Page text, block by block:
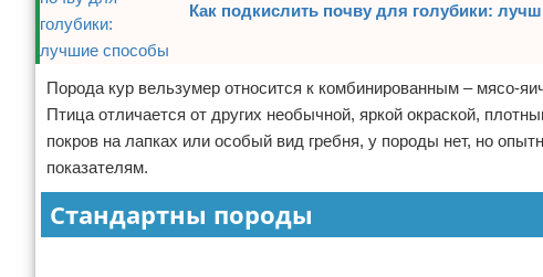
Как подкислить почву для голубики:
Порода кур вельзумер относится к комбинированным – мясо-
Птица отличается от других необычной, яркой окраской,
покров на лапках или особый вид гребня, у породы нет, но
показателям.
Стандартны породы